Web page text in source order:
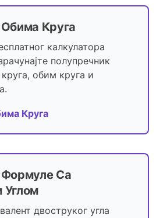
Круга
калкулатора
полупречник
обим круга и
Круга
Формуле Са
Углом
двоструког угла